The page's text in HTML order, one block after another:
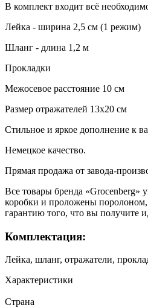
В комплект входит всё
Лейка - ширина 2,5 см (1 режим)
Шланг - длина 1,2 м
Прокладки
Межосевое расстояние 10 см
Размер отражателей 13x20 см
Стильное и яркое дополнение к
Немецкое качество.
Прямая продажа от завода-
Все товары бренда «Grocenberg»
коробки и проложены поролоном,
гарантию того, что вы получите
Комплектация:
Лейка, шланг, отражатели,
Характеристики
Страна